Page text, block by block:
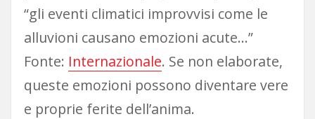
“gli eventi climatici improvvisi come le
alluvioni causano emozioni acute…”
Fonte: Internazionale. Se non elaborate,
queste emozioni possono diventare vere
e proprie ferite dell’anima.